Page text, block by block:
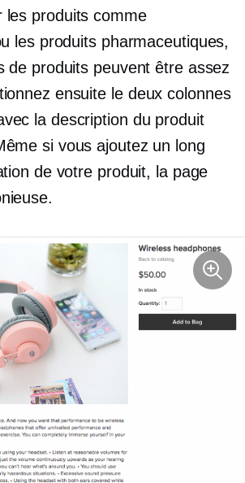
les produits comme
les produits pharmaceutiques,
de produits peuvent être assez
ensuite le deux colonnes
la description du produit
si vous ajoutez un long
de votre produit, la page